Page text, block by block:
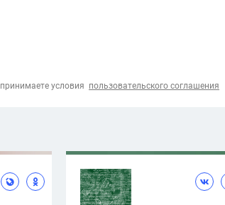
условия пользовательского соглашения